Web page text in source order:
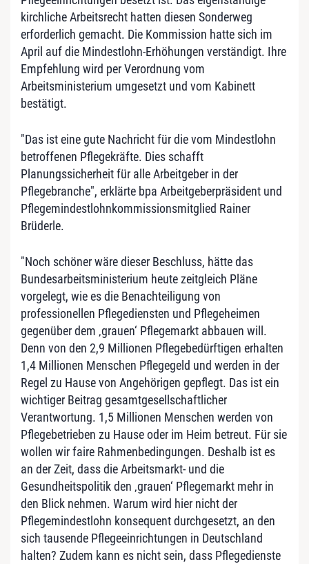
kirchliche Arbeitsrecht hatten diesen Sonderweg
erforderlich gemacht. Die Kommission hatte sich im
April auf die Mindestlohn-Erhöhungen verständigt. Ihre
Empfehlung wird per Verordnung vom
Arbeitsministerium umgesetzt und vom Kabinett
bestätigt.
"Das ist eine gute Nachricht für die vom Mindestlohn
betroffenen Pflegekräfte. Dies schafft
Planungssicherheit für alle Arbeitgeber in der
Pflegebranche", erklärte bpa Arbeitgeberpräsident und
Pflegemindestlohnkommissionsmitglied Rainer
Brüderle.
"Noch schöner wäre dieser Beschluss, hätte das
Bundesarbeitsministerium heute zeitgleich Pläne
vorgelegt, wie es die Benachteiligung von
professionellen Pflegediensten und Pflegeheimen
gegenüber dem ‚grauen‘ Pflegemarkt abbauen will.
Denn von den 2,9 Millionen Pflegebedürftigen erhalten
1,4 Millionen Menschen Pflegegeld und werden in der
Regel zu Hause von Angehörigen gepflegt. Das ist ein
wichtiger Beitrag gesamtgesellschaftlicher
Verantwortung. 1,5 Millionen Menschen werden von
Pflegebetrieben zu Hause oder im Heim betreut. Für sie
wollen wir faire Rahmenbedingungen. Deshalb ist es
an der Zeit, dass die Arbeitsmarkt- und die
Gesundheitspolitik den ‚grauen‘ Pflegemarkt mehr in
den Blick nehmen. Warum wird hier nicht der
Pflegemindestlohn konsequent durchgesetzt, an den
sich tausende Pflegeeinrichtungen in Deutschland
halten? Zudem kann es nicht sein, dass Pflegedienste